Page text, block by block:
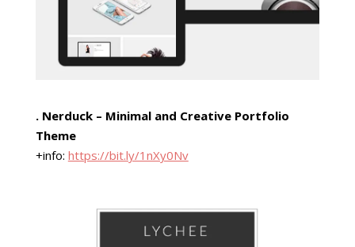
. Nerduck – Minimal and Creative Portfolio
Theme
+info: https://bit.ly/1nXy0Nv